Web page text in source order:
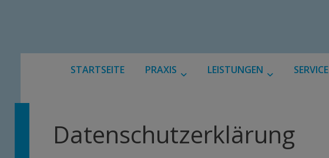
STARTSEITE PRAXIS LEISTUNGEN SERVICE
Datenschutzerklärung